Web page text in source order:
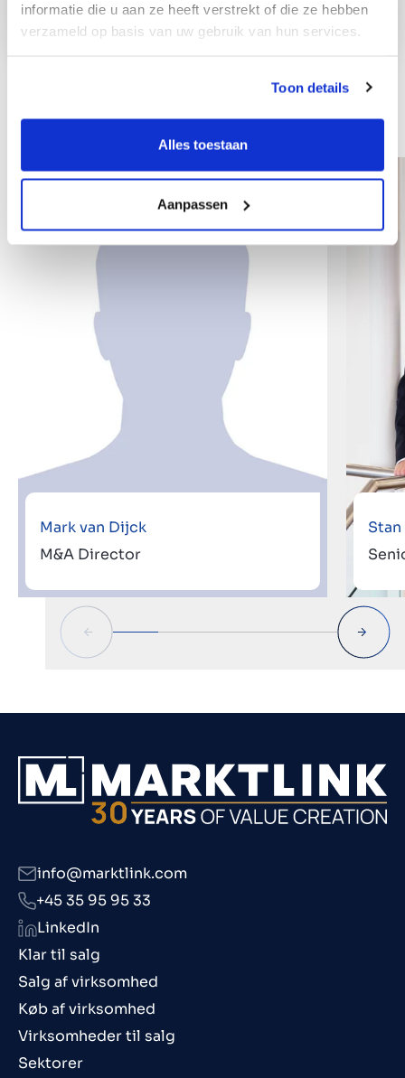
informatie die u aan ze heeft verstrekt of die ze hebben
verzameld op basis van uw gebruik van hun services.
Toon details
Alles toestaan
Aanpassen
Andre kolleger
Mark van Dijck
M&A Director
Klar til salg
Salg af virksomhed
Køb af virksomhed
Virksomheder til salg
Sektorer
info@marktlink.com
+45 35 95 95 33
LinkedIn